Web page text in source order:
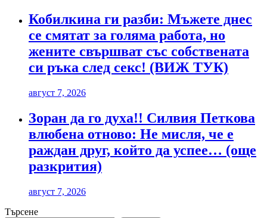
Кобилкина ги разби: Мъжете днес
се смятат за голяма работа, но
жените свършват със собствената
си ръка след секс! (ВИЖ ТУК)
август 7, 2026
Зоран да го духа!! Силвия Петкова
влюбена отново: Не мисля, че е
раждан друг, който да успее… (още
разкрития)
август 7, 2026
Търсене